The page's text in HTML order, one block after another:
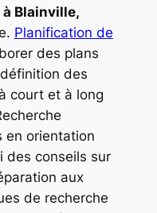
à Blainville,
Planification de
des plans
des
court et à long
en orientation
des conseils sur
aux
de recherche